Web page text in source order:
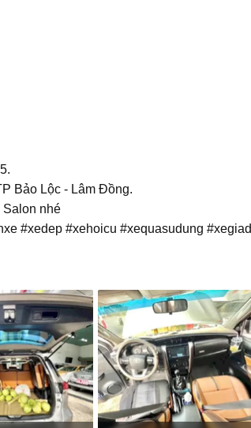
Bảo Lộc - Lâm Đồng.
Salon nhé
#xedep #xehoicu #xequasudung